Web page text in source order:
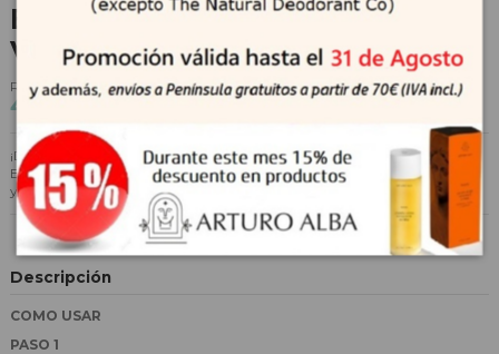
BATISTE Champú Seco
Volumen Inmediato 200 ml
Referencia 199689
4,82 €
¡Dale a tu pelo el máximo de volumen al instante con el champú en seco
Batiste Heavenly Volume! Este 2 en 1 refresca instantáneamente tu cabello
y añade más volumen que cualquier otro champú en seco.
Descripción
COMO USAR
PASO 1